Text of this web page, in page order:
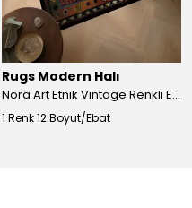
Rugs Modern Halı
Nora Art Etnik Vintage Renkli Eskitme Dokuma Taban Dekoratif Salon Halısı 63
1 Renk 12 Boyut/Ebat